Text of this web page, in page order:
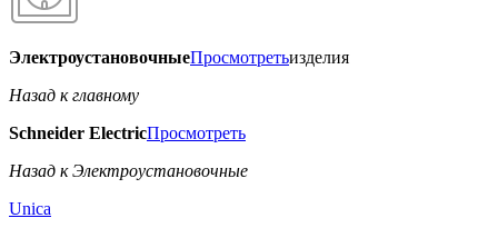
ЭлектроустановочныеПросмотретьизделия
Назад к главному
Schneider ElectricПросмотреть
Назад к Электроустановочные
Unica